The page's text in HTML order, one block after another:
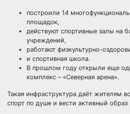
построили 14
площадок,
действуют спортивные залы на
учреждений,
работают физкультурно-
и спортивная школа.
В прошлом году открыли еще
комплекс – «Северная арена».
Такая инфраструктура даёт жителям
спорт по душе и вести активный образ